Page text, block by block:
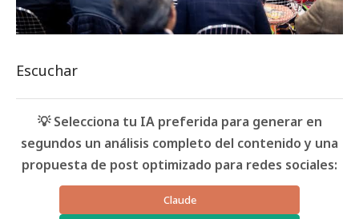
Escuchar
💡 Selecciona tu IA preferida para generar en
segundos un análisis completo del contenido y una
propuesta de post optimizado para redes sociales:
Claude